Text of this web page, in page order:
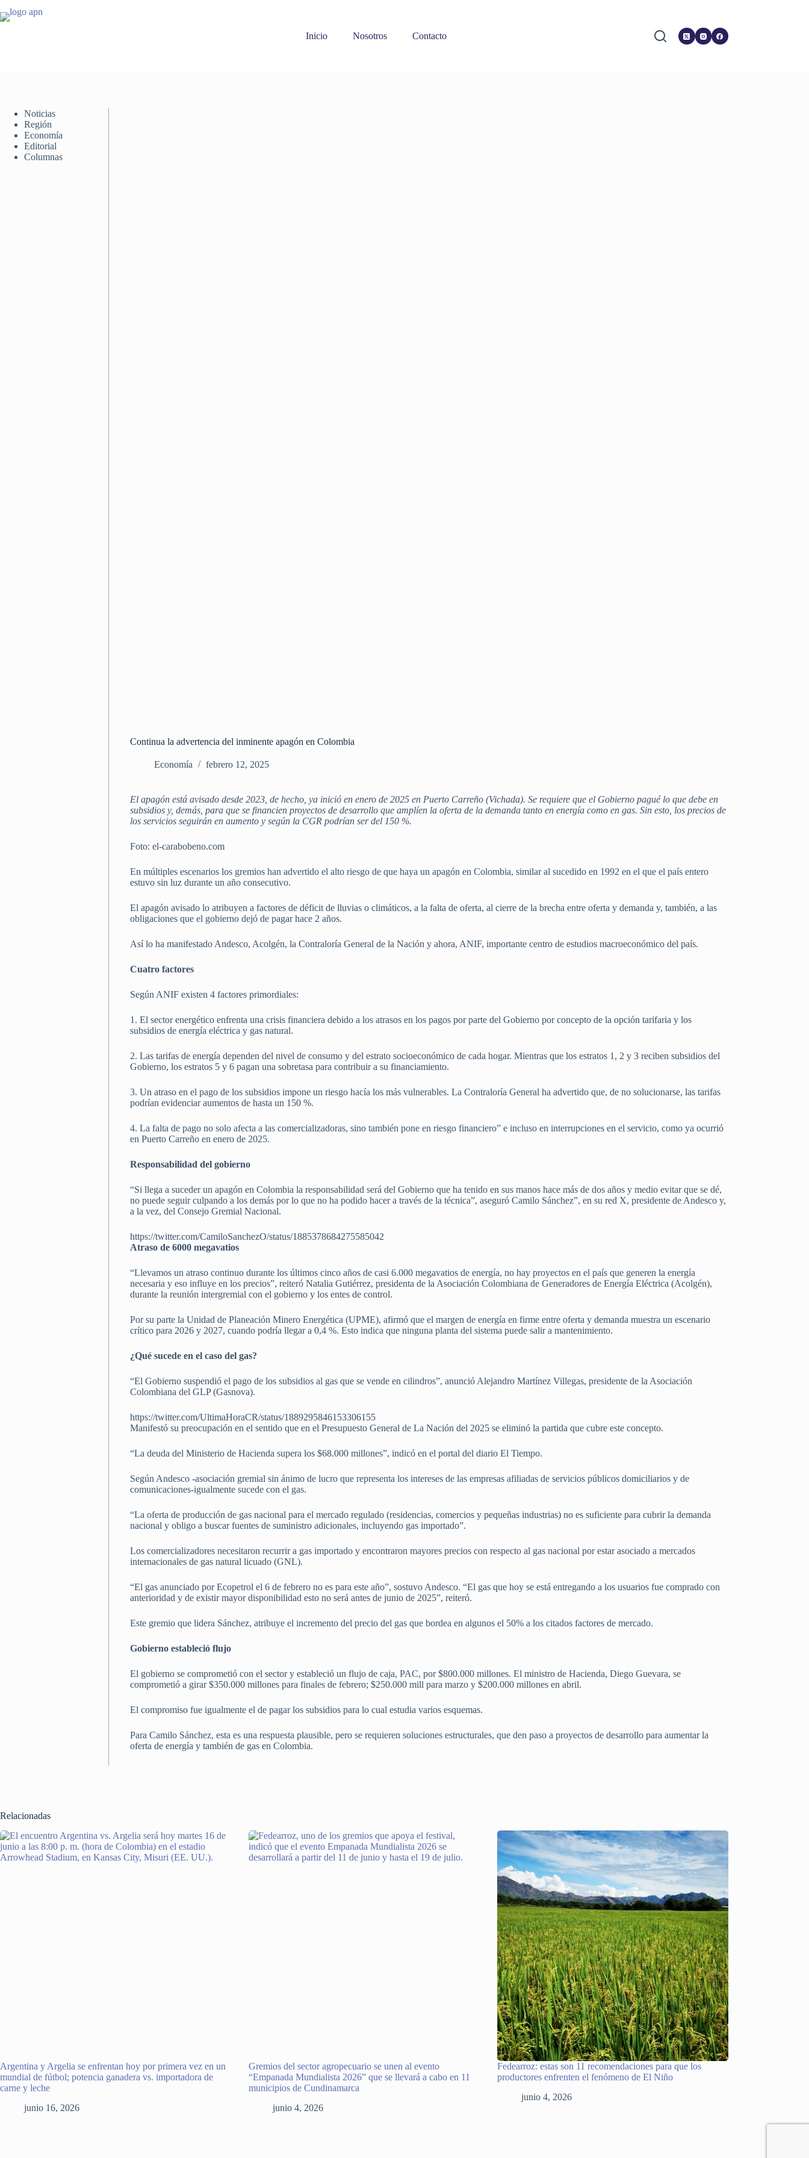
al
Inicio
Nosotros Contacto
Continua la advertencia del inminente apagón en Colombia
Economía febrero 12, 2025
El apagón está avisado desde 2023, de hecho, ya inició en enero de 2025 en Puerto Carreño (Vichada). Se requiere que el Gobierno pagué lo que debe en
subsidios y, demás, para que se financien proyectos de desarrollo que amplíen la oferta de la demanda tanto en energía como en gas. Sin esto, los precios de
los servicios seguirán en aumento y según la CGR podrían ser del 150 %.
Foto: el-carabobeno.com
En múltiples escenarios los gremios han advertido el alto riesgo de que haya un apagón en Colombia, similar al sucedido en 1992 en el que el país entero
estuvo sin luz durante un año consecutivo.
El apagón avisado lo atribuyen a factores de déficit de lluvias o climáticos, a la falta de oferta, al cierre de la brecha entre oferta y demanda y, también, a las
obligaciones que el gobierno dejó de pagar hace 2 años.
Así lo ha manifestado Andesco, Acolgén, la Contraloría General de la Nación y ahora, ANIF, importante centro de estudios macroeconómico del país.
Cuatro factores
Según ANIF existen 4 factores primordiales:
1. El sector energético enfrenta una crisis financiera debido a los atrasos en los pagos por parte del Gobierno por concepto de la opción tarifaria y los
subsidios de energía eléctrica y gas natural.
2. Las tarifas de energía dependen del nivel de consumo y del estrato socioeconómico de cada hogar. Mientras que los estratos 1, 2 y 3 reciben subsidios del
Gobierno, los estratos 5 y 6 pagan una sobretasa para contribuir a su financiamiento.
3. Un atraso en el pago de los subsidios impone un riesgo hacía los más vulnerables. La Contraloría General ha advertido que, de no solucionarse, las tarifas
podrían evidenciar aumentos de hasta un 150 %.
4. La falta de pago no solo afecta a las comercializadoras, sino también pone en riesgo financiero” e incluso en interrupciones en el servicio, como ya ocurrió
en Puerto Carreño en enero de 2025.
Responsabilidad del gobierno
“Si llega a suceder un apagón en Colombia la responsabilidad será del Gobierno que ha tenido en sus manos hace más de dos años y medio evitar que se dé,
no puede seguir culpando a los demás por lo que no ha podido hacer a través de la técnica”, aseguró Camilo Sánchez”, en su red X, presidente de Andesco y,
a la vez, del Consejo Gremial Nacional.
https://twitter.com/CamiloSanchezO/status/1885378684275585042
Atraso de 6000 megavatios
“Llevamos un atraso continuo durante los últimos cinco años de casi 6.000 megavatios de energía, no hay proyectos en el país que generen la energía
necesaria y eso influye en los precios”, reiteró Natalia Gutiérrez, presidenta de la Asociación Colombiana de Generadores de Energía Eléctrica (Acolgén),
durante la reunión intergremial con el gobierno y los entes de control.
Por su parte la Unidad de Planeación Minero Energética (UPME), afirmó que el margen de energía en firme entre oferta y demanda muestra un escenario
crítico para 2026 y 2027, cuando podría llegar a 0,4 %. Esto indica que ninguna planta del sistema puede salir a mantenimiento.
¿Qué sucede en el caso del gas?
“El Gobierno suspendió el pago de los subsidios al gas que se vende en cilindros”, anunció Alejandro Martínez Villegas, presidente de la Asociación
Colombiana del GLP (Gasnova).
https://twitter.com/UltimaHoraCR/status/1889295846153306155
Manifestó su preocupación en el sentido que en el Presupuesto General de La Nación del 2025 se eliminó la partida que cubre este concepto.
“La deuda del Ministerio de Hacienda supera los $68.000 millones”, indicó en el portal del diario El Tiempo.
Según Andesco -asociación gremial sin ánimo de lucro que representa los intereses de las empresas afiliadas de servicios públicos domiciliarios y de
comunicaciones-igualmente sucede con el gas.
“La oferta de producción de gas nacional para el mercado regulado (residencias, comercios y pequeñas industrias) no es suficiente para cubrir la demanda
nacional y obligo a buscar fuentes de suministro adicionales, incluyendo gas importado”.
Los comercializadores necesitaron recurrir a gas importado y encontraron mayores precios con respecto al gas nacional por estar asociado a mercados
internacionales de gas natural licuado (GNL).
“El gas anunciado por Ecopetrol el 6 de febrero no es para este año”, sostuvo Andesco. “El gas que hoy se está entregando a los usuarios fue comprado con
anterioridad y de existir mayor disponibilidad esto no será antes de junio de 2025”, reiteró.
Este gremio que lidera Sánchez, atribuye el incremento del precio del gas que bordea en algunos el 50% a los citados factores de mercado.
Gobierno estableció flujo
El gobierno se comprometió con el sector y estableció un flujo de caja, PAC, por $800.000 millones. El ministro de Hacienda, Diego Guevara, se
comprometió a girar $350.000 millones para finales de febrero; $250.000 mill para marzo y $200.000 millones en abril.
El compromiso fue igualmente el de pagar los subsidios para lo cual estudia varios esquemas.
Para Camilo Sánchez, esta es una respuesta plausible, pero se requieren soluciones estructurales, que den paso a proyectos de desarrollo para aumentar la
oferta de energía y también de gas en Colombia.
Noticias
Región
Economía
Editorial
Columnas
Relacionadas
Argentina y Argelia se enfrentan hoy por primera vez en un
mundial de fútbol; potencia ganadera vs. importadora de
carne y leche
junio 16, 2026
Gremios del sector agropecuario se unen al evento
“Empanada Mundialista 2026” que se llevará a cabo en 11
municipios de Cundinamarca
junio 4, 2026
Fedearroz: estas son 11 recomendaciones para que los
productores enfrenten el fenómeno de El Niño
junio 4, 2026